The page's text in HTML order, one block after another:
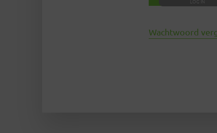
Wachtwoord